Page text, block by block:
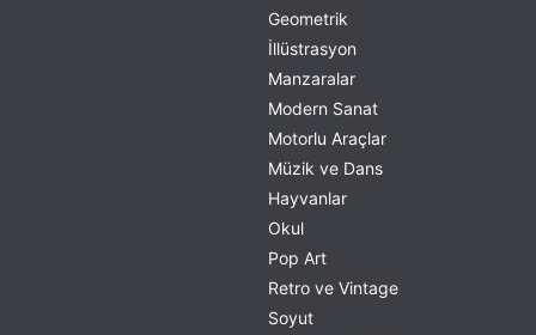
Geometrik
İllüstrasyon
Manzaralar
Modern Sanat
Motorlu Araçlar
Müzik ve Dans
Hayvanlar
Okul
Pop Art
Retro ve Vintage
Soyut